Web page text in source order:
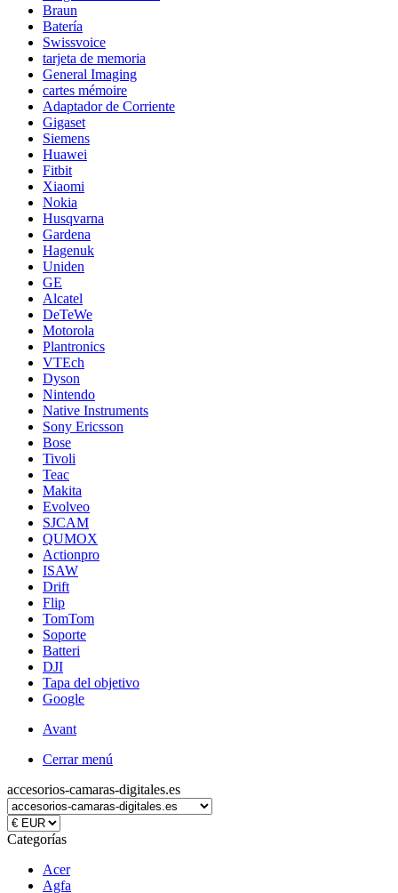
Braun
Batería
Swissvoice
tarjeta de memoria
General Imaging
cartes mémoire
Adaptador de Corriente
Gigaset
Siemens
Huawei
Fitbit
Xiaomi
Nokia
Husqvarna
Gardena
Hagenuk
Uniden
GE
Alcatel
DeTeWe
Motorola
Plantronics
VTEch
Dyson
Nintendo
Native Instruments
Sony Ericsson
Bose
Tivoli
Teac
Makita
Evolveo
SJCAM
QUMOX
Actionpro
ISAW
Drift
Flip
TomTom
Soporte
Batteri
DJI
Tapa del objetivo
Google
Avant
Cerrar menú
accesorios-camaras-digitales.es
Categorías
Acer
Agfa